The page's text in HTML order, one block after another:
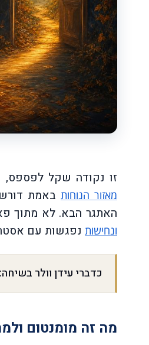
זו נקודה שקל לפספס,
מאזור הנוחות באמת
האתגר הבא. לא מתוך
ונחישות נפגשות עם
כדברי עידן וולר
מה זה מומנטום